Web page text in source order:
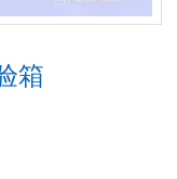
箱